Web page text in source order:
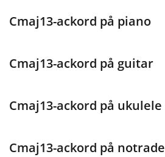
Italiano
日本語
Polski
Cmaj13-ackord på piano
Cmaj13-ackord på guitar
Cmaj13-ackord på ukulele
Cmaj13-ackord på